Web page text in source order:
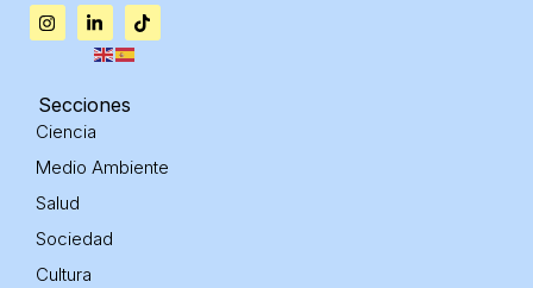
I
n
g
r
a
m
i
n
k
d
n
-
i
T
i
Secciones
Ciencia
Medio Ambiente
Salud
Sociedad
Cultura